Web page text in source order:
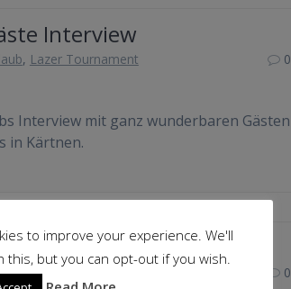
Interview
, Lazer Tournament
0
Interview mit ganz wunderbaren Gästen
in Kärtnen.
LaZer Gaming
on May 30, 2019 0
to improve your experience. We'll
this, but you can opt-out if you wish.